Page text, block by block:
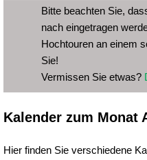
Bitte beachten Sie,
nach eingetragen
Hochtouren an einem
Sie!
Vermissen Sie etwas?
Kalender zum Monat
Hier finden Sie verschiedene